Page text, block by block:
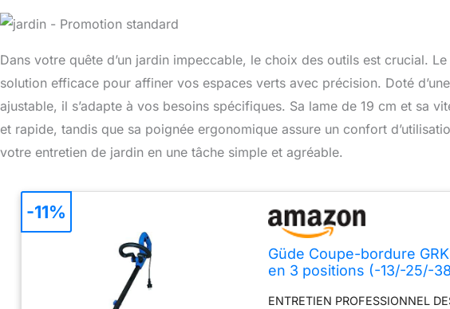
Dans votre quête d’un jardin impeccable, le choix des outils est crucial.
solution efficace pour affiner vos espaces verts avec précision. Doté
ajustable, il s’adapte à vos besoins spécifiques. Sa lame de 19 cm et sa
et rapide, tandis que sa poignée ergonomique assure un confort
votre entretien de jardin en une tâche simple et agréable.
Güde Coupe-bordure
en 3 positions (-13/-25/-
ENTRETIEN PROFESSIONNEL
-11%